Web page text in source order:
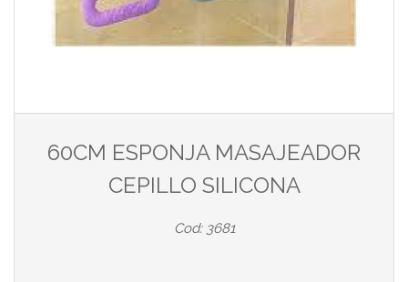
60CM ESPONJA MASAJEADOR
CEPILLO SILICONA
Cod: 3681